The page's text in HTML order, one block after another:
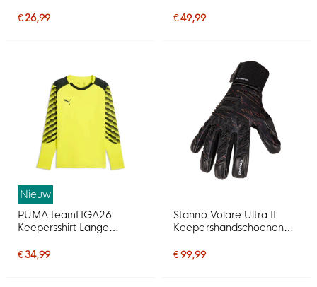
€ 26,99
€ 49,99
Nieuw
PUMA teamLIGA26
Keepersshirt Lange
€ 34,99
Stanno Volare Ultra II
Keepershandschoenen
€ 99,99